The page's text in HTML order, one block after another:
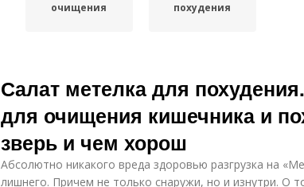
очищения
похудения
Салат метелка для
для очищения кишечника и
зверь и чем хорош
Абсолютно никакого вреда здоровью разгрузка на
лишнего. Причем не только снаружи, но и изнутри. О